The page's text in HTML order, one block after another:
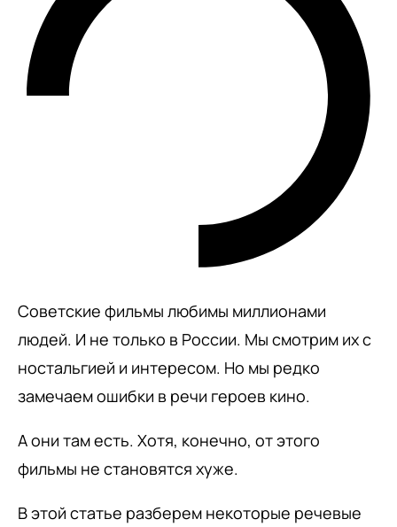
Советские фильмы любимы миллионами
людей. И не только в России. Мы смотрим их с
ностальгией и интересом. Но мы редко
замечаем ошибки в речи героев кино.
А они там есть. Хотя, конечно, от этого
фильмы не становятся хуже.
В этой статье разберем некоторые речевые